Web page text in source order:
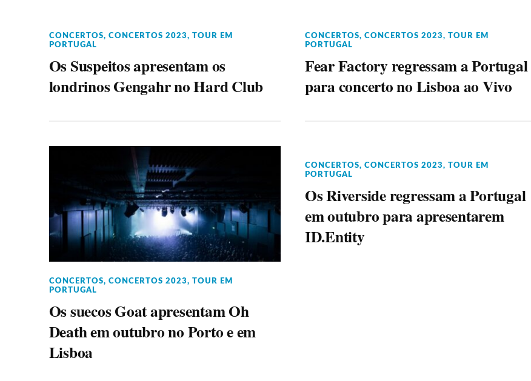
CONCERTOS, CONCERTOS 2023, TOUR EM
PORTUGAL
Os Suspeitos apresentam os
londrinos Gengahr no Hard Club
CONCERTOS, CONCERTOS 2023, TOUR EM
PORTUGAL
Fear Factory regressam a Portugal
para concerto no Lisboa ao Vivo
CONCERTOS, CONCERTOS 2023, TOUR EM
PORTUGAL
Os suecos Goat apresentam Oh
Death em outubro no Porto e em
Lisboa
CONCERTOS, CONCERTOS 2023, TOUR EM
PORTUGAL
Os Riverside regressam a Portugal
em outubro para apresentarem
ID.Entity